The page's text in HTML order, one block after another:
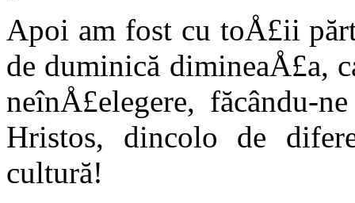
Apoi am fost cu toÅ£ii
de duminică diminea­Å£a,
neînÅ£e­legere,
Hristos, dincolo de
cultură!